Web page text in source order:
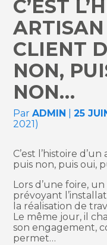
C’EST
CLIENT
NON,
NON…
ParADMIN |25
2021)
C’est l’histoire
puis non, puis oui,
Lors d’une foire,
prévoyant
la réalisation de
Le même jour, il
son engagement,
permet…